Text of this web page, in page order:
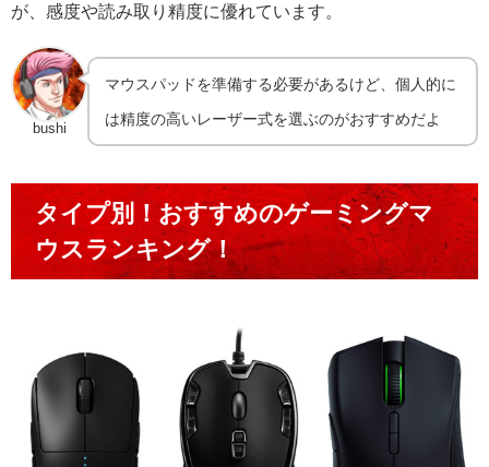
が、感度や読み取り精度に優れています。
bushi
マウスパッドを準備する必要があるけど、個人的に
は精度の高いレーザー式を選ぶのがおすすめだよ
タイプ別！おすすめのゲーミングマ
ウスランキング！